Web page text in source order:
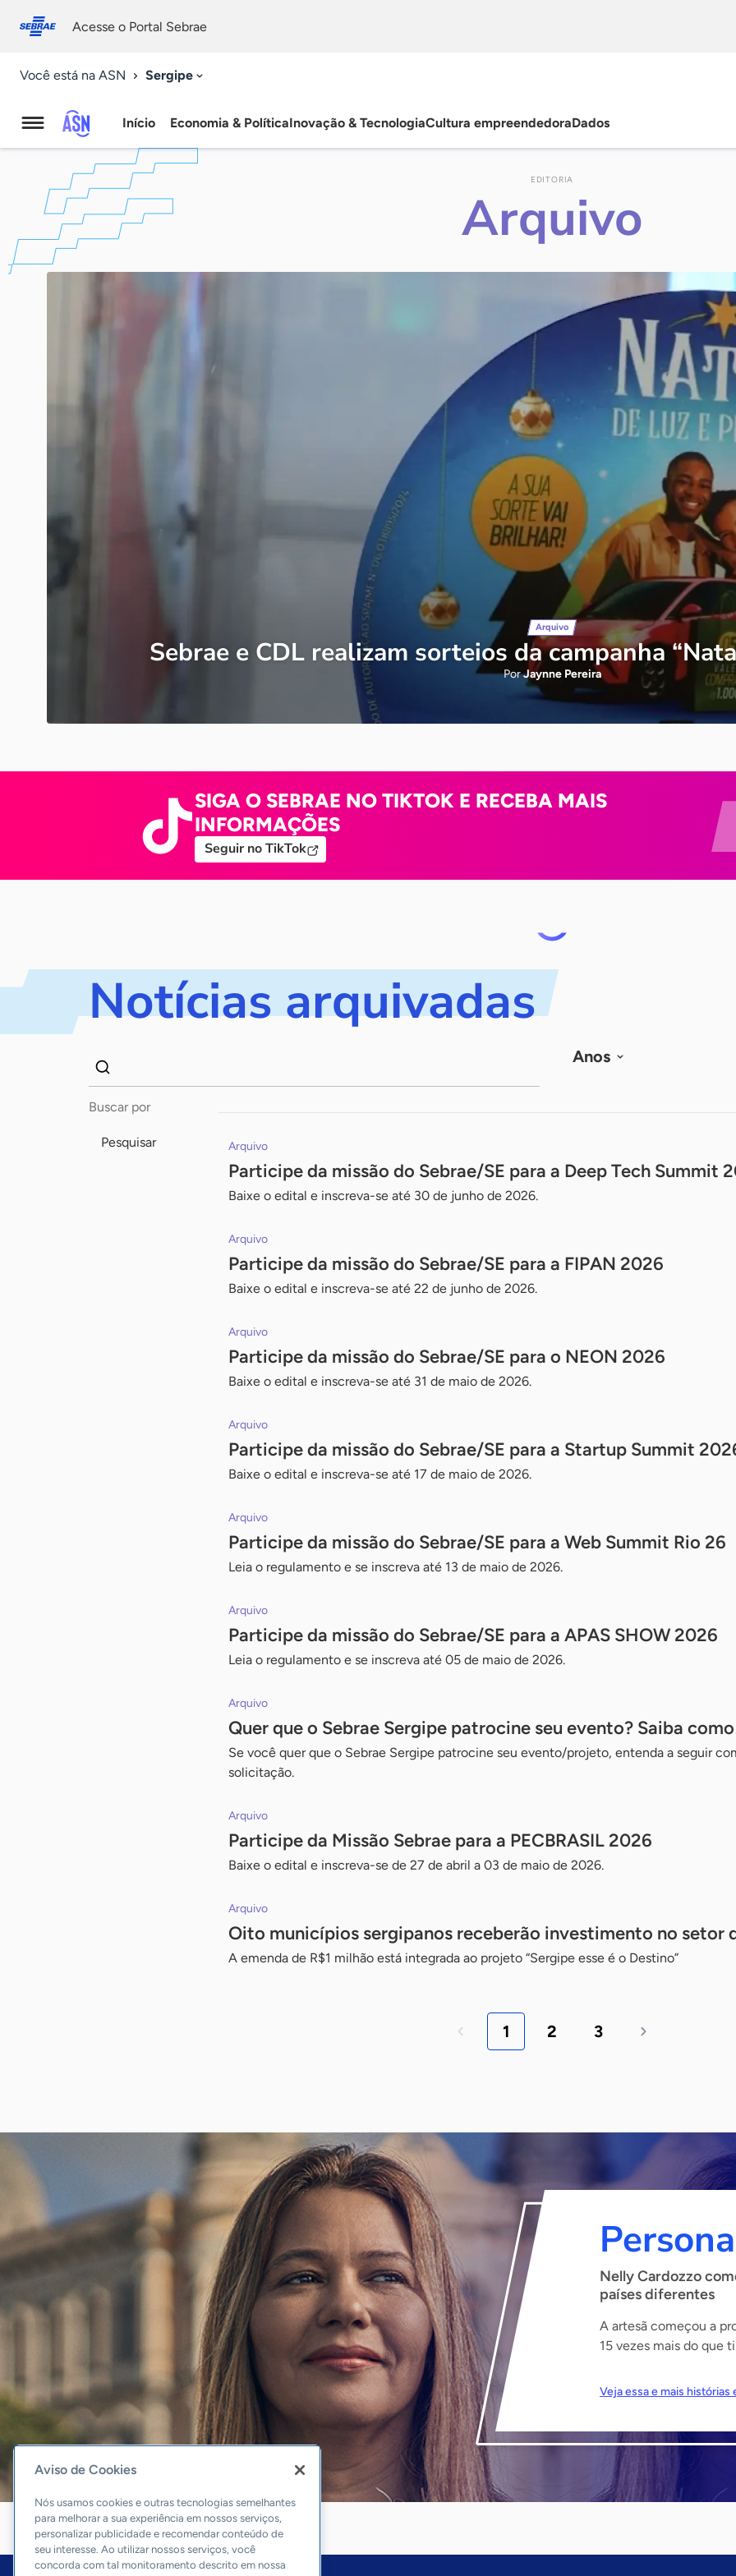
conosco
Acesse o Portal Sebrae
Você está na ASN Sergipe
Agência
Sebrae
de
Notícias
Início Economia & PolíticaInovação & TecnologiaCultura empreendedoraDados
EDITORIA
Arquivo
Arquivo
Sebrae e CDL realizam sorteios da campanha
PorJaynne Pereira
SIGA O SEBRAE NO TIKTOK E RECEBA MAIS
INFORMAÇÕES
Seguir no TikTok
Notícias arquivadas
para
chave
Pesquisar
Anos
Arquivo
Participe da missão do Sebrae/SE para a Deep Tech Summit
Baixe o edital e inscreva-se até 30 de junho de 2026.
Arquivo
Participe da missão do Sebrae/SE para a FIPAN 2026
Baixe o edital e inscreva-se até 22 de junho de 2026.
Arquivo
Participe da missão do Sebrae/SE para o NEON 2026
Baixe o edital e inscreva-se até 31 de maio de 2026.
Arquivo
Participe da missão do Sebrae/SE para a Startup Summit
Baixe o edital e inscreva-se até 17 de maio de 2026.
Arquivo
Participe da missão do Sebrae/SE para a Web Summit Rio 26
Leia o regulamento e se inscreva até 13 de maio de 2026.
Arquivo
Participe da missão do Sebrae/SE para a APAS SHOW 2026
Leia o regulamento e se inscreva até 05 de maio de 2026.
Arquivo
Quer que o Sebrae Sergipe patrocine seu evento? Saiba
Se você quer que o Sebrae Sergipe patrocine seu evento/projeto, entenda a seguir
solicitação.
Arquivo
Participe da Missão Sebrae para a PECBRASIL 2026
Baixe o edital e inscreva-se de 27 de abril a 03 de maio de 2026.
Arquivo
Oito municípios sergipanos receberão investimento no setor
A emenda de R$1 milhão está integrada ao projeto “Sergipe esse é o Destino”
1 2 3
Nelly Cardozzo
países diferentes
A artesã começou a
15 vezes mais do que
Veja essa e mais histórias
Aviso de Cookies
Nós usamos cookies e outras tecnologias semelhantes
para melhorar a sua experiência em nossos serviços,
personalizar publicidade e recomendar conteúdo de
seu interesse. Ao utilizar nossos serviços, você
concorda com tal monitoramento descrito em nossa